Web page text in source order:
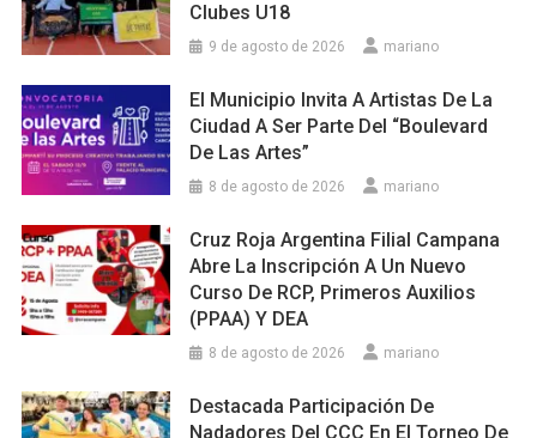
Clubes U18
9 de agosto de 2026 mariano
El Municipio Invita A Artistas De La
Ciudad A Ser Parte Del “Boulevard
De Las Artes”
8 de agosto de 2026 mariano
Cruz Roja Argentina Filial Campana
Abre La Inscripción A Un Nuevo
Curso De RCP, Primeros Auxilios
(PPAA) Y DEA
8 de agosto de 2026 mariano
Destacada Participación De
Nadadores Del CCC En El Torneo De